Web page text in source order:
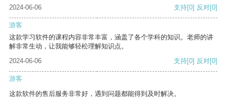
2024-06-06 支持[0] 反对[0]
游客
这款学习软件的课程内容非常丰富，涵盖了各个学科的知识。老师的讲
解非常生动，让我能够轻松理解知识点。
2024-06-06
支持[0] 反对[0]
游客
这款软件的售后服务非常好，遇到问题都能得到及时解决。